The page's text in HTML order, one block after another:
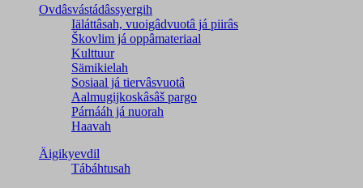
Ovdâsvástádâssyergih
Iäláttâsah, vuoigâdvuotâ já piirâs
Škovlim já oppâmateriaal
Kulttuur
Sämikielah
Sosiaal já tiervâsvuotâ
Aalmugijkoskâsâš pargo
Párnááh já nuorah
Haavah
Äigikyevdil
Tábáhtusah